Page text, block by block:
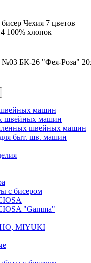
Чехия 7 цветов
100% хлопок
БК-26 "Фея-Роза"
швейных машин
швейных машин
швейных машин
быт. шв. машин
с бисером
"Gamma"
MIYUKI